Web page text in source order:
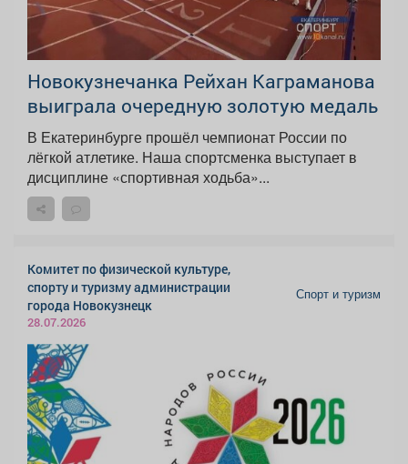
Новокузнечанка Рейхан Каграманова
выиграла очередную золотую медаль
В Екатеринбурге прошёл чемпионат России по
лёгкой атлетике. Наша спортсменка выступает в
дисциплине «спортивная ходьба»...
Комитет по физической культуре,
спорту и туризму администрации
города Новокузнецк
28.07.2026
Спорт и туризм